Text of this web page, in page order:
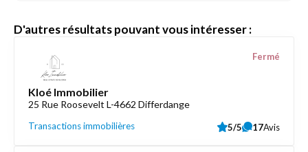
D'autres résultats pouvant vous intéresser :
Kloé Immobilier
25 Rue Roosevelt L-4662 Differdange
Transactions immobilières
Fermé
5/5 17Avis